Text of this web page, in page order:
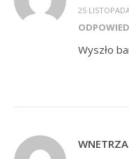
25
Wyszło